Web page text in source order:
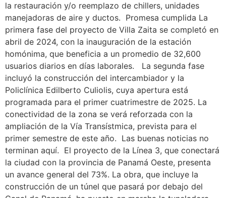
la restauración y/o reemplazo de chillers, unidades
manejadoras de aire y ductos. Promesa cumplida La
primera fase del proyecto de Villa Zaita se completó en
abril de 2024, con la inauguración de la estación
homónima, que beneficia a un promedio de 32,600
usuarios diarios en días laborales. La segunda fase
incluyó la construcción del intercambiador y la
Policlínica Edilberto Culiolis, cuya apertura está
programada para el primer cuatrimestre de 2025. La
conectividad de la zona se verá reforzada con la
ampliación de la Vía Transístmica, prevista para el
primer semestre de este año. Las buenas noticias no
terminan aquí. El proyecto de la Línea 3, que conectará
la ciudad con la provincia de Panamá Oeste, presenta
un avance general del 73%. La obra, que incluye la
construcción de un túnel que pasará por debajo del